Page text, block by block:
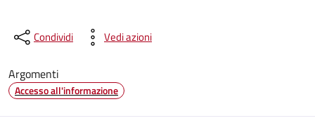
Condividi Vedi azioni
Argomenti
Accesso all'informazione